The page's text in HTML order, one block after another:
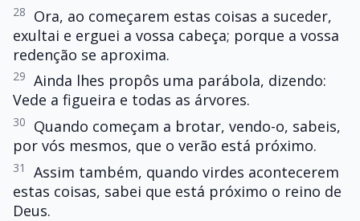
28
Ora, ao começarem estas coisas a suceder,
exultai e erguei a vossa cabeça; porque a vossa
redenção se aproxima.
29 Ainda lhes propôs uma parábola, dizendo:
Vede a figueira e todas as árvores.
30
Quando começam a brotar, vendo-o, sabeis,
por vós mesmos, que o verão está próximo.
31
Assim também, quando virdes acontecerem
estas coisas, sabei que está próximo o reino de
Deus.